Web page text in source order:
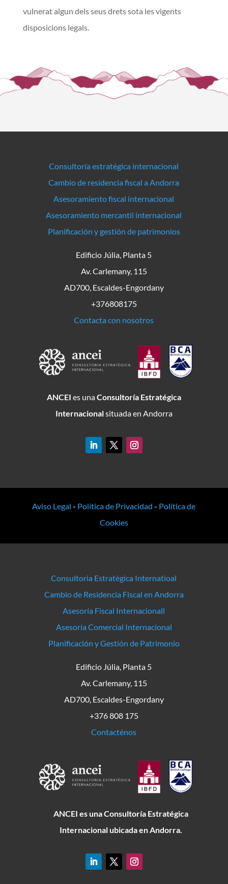
vulnerat algun dels seus drets sota les vigents
disposicions legals.
Consultoría estratégica internacional
Cambio de residencia fiscal a Andorra
Asesoramiento fiscal internacional
Asesoramiento mercantil internacional
Planificación y gestión de patrimonios
Edificio Júlia, Planta 5
Av. Carlemany, 115
AD700, Escaldes-Engordany
+376808175
Contacta con nosotros
ANCEI es unaConsultoría Estratégica
Internacionalsituada en Andorra
Aviso Legal - Política de Privacidad - Política de
Cookies
Consultoria Estratègica Internatioal
Cambio de Residencia Fiscal en Andorra
Asesoría Fiscal Internacionall
Asesoría Comercial Internacional
Planificación y Gestión de Patrimonio
Edificio Júlia, Planta 5
Av. Carlemany, 115
AD700, Escaldes-Engordany
+376 808 175
Contacténos
ANCEI es una Consultoría Estratégica
Internacional ubicada en Andorra.